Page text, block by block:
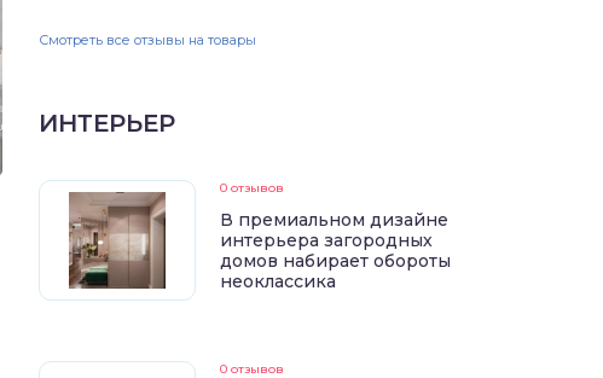
Смотреть все отзывы на товары
ИНТЕРЬЕР
0 отзывов
В премиальном дизайне
интерьера загородных
домов набирает обороты
неоклассика
0 отзывов